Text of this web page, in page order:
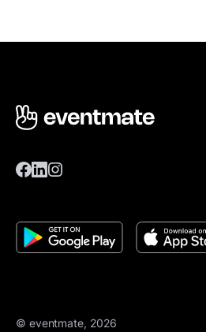
© eventmate, 2026